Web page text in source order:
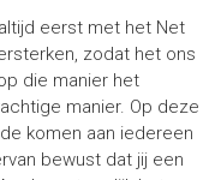
eerst met het Net
zodat het ons
die manier het
manier. Op deze
komen aan iedereen
bewust dat jij een